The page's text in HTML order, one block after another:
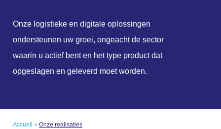
Onze logistieke en digitale oplossingen
ondersteunen uw groei, ongeacht de sector
waarin u actief bent en het type product dat
opgeslagen en geleverd moet worden.
Accueil » Onze realisaties